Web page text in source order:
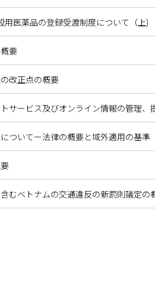
用医薬品の登録受渡制度について（上)
要
の改正点の概要
トサービス及びオンライン情報の管理
についてー法律の概要と域外適用の基準
含むベトナムの交通違反の新罰則議定の